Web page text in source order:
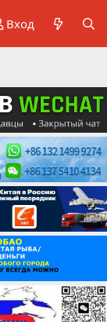
Вход